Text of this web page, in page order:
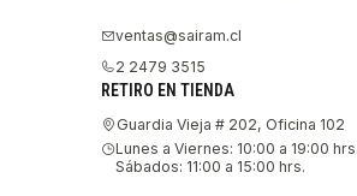
ventas@sairam.cl
2 2479 3515
RETIRO EN TIENDA
Guardia Vieja # 202, Oficina 102
Lunes a Viernes: 10:00 a 19:00 hrs.
Sábados: 11:00 a 15:00 hrs.